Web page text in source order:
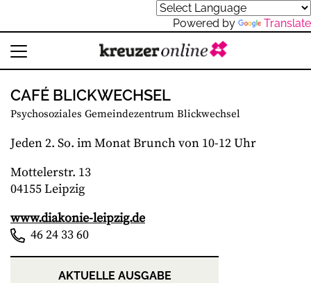
Powered by Translate
CAFÉ BLICKWECHSEL
Psychosoziales Gemeindezentrum Blickwechsel
Jeden 2. So. im Monat Brunch von 10-12 Uhr
Mottelerstr. 13
04155 Leipzig
www.diakonie-leipzig.de
46 24 33 60
AKTUELLE AUSGABE